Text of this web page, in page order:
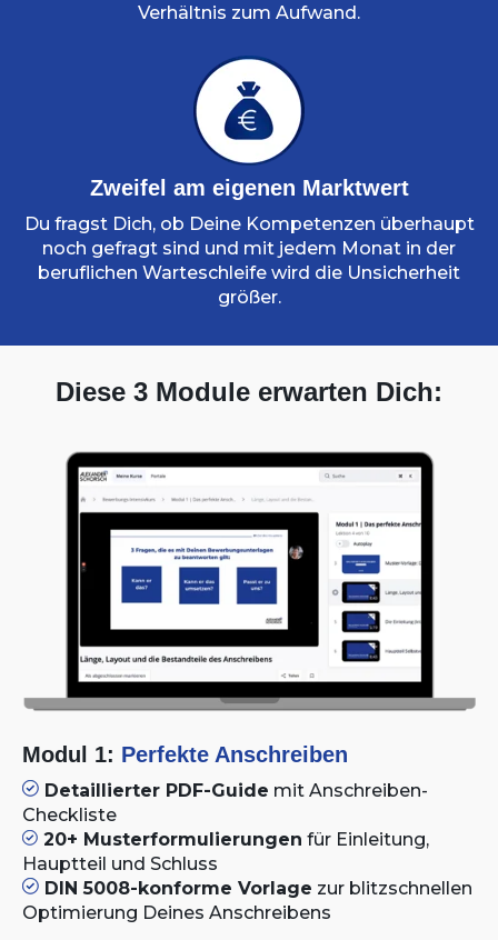
Verhältnis zum Aufwand.
Zweifel am eigenen Marktwert
Du fragst Dich, ob Deine Kompetenzen überhaupt
noch gefragt sind und mit jedem Monat in der
beruflichen Warteschleife wird die Unsicherheit
größer.
Diese 3 Module erwarten Dich:
Modul 1: Perfekte Anschreiben
Detaillierter PDF-Guide mit Anschreiben-
Checkliste
20+ Musterformulierungen für Einleitung,
Hauptteil und Schluss
DIN 5008-konforme Vorlage zur blitzschnellen
Optimierung Deines Anschreibens